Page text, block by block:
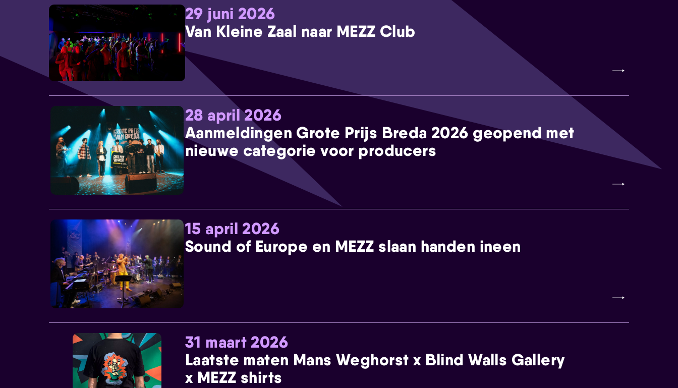
29 juni 2026
Van Kleine Zaal naar MEZZ Club
28 april 2026
Aanmeldingen Grote Prijs Breda 2026 geopend met
nieuwe categorie voor producers
15 april 2026
Sound of Europe en MEZZ slaan handen ineen
31 maart 2026
Laatste maten Mans Weghorst x Blind Walls Gallery
x MEZZ shirts